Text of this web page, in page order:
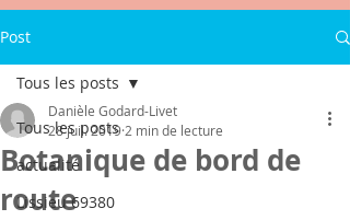
Post
Tous les posts
actualité
Lissieu 69380
Tous les posts
Botanique de bord de
route
Danièle Godard-Livet
28 juil. 2019 2 min de lecture